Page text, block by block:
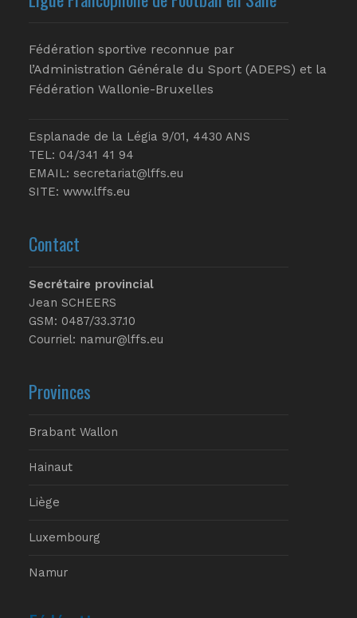
Fédération sportive reconnue par
l’Administration Générale du Sport (ADEPS) et la
Fédération Wallonie-Bruxelles
Esplanade de la Légia 9/01, 4430 ANS
TEL: 04/341 41 94
EMAIL: secretariat@lffs.eu
SITE: www.lffs.eu
Contact
Secrétaire provincial
Jean SCHEERS
GSM: 0487/33.37.10
Courriel: namur@lffs.eu
Provinces
Brabant Wallon
Hainaut
Liège
Luxembourg
Namur